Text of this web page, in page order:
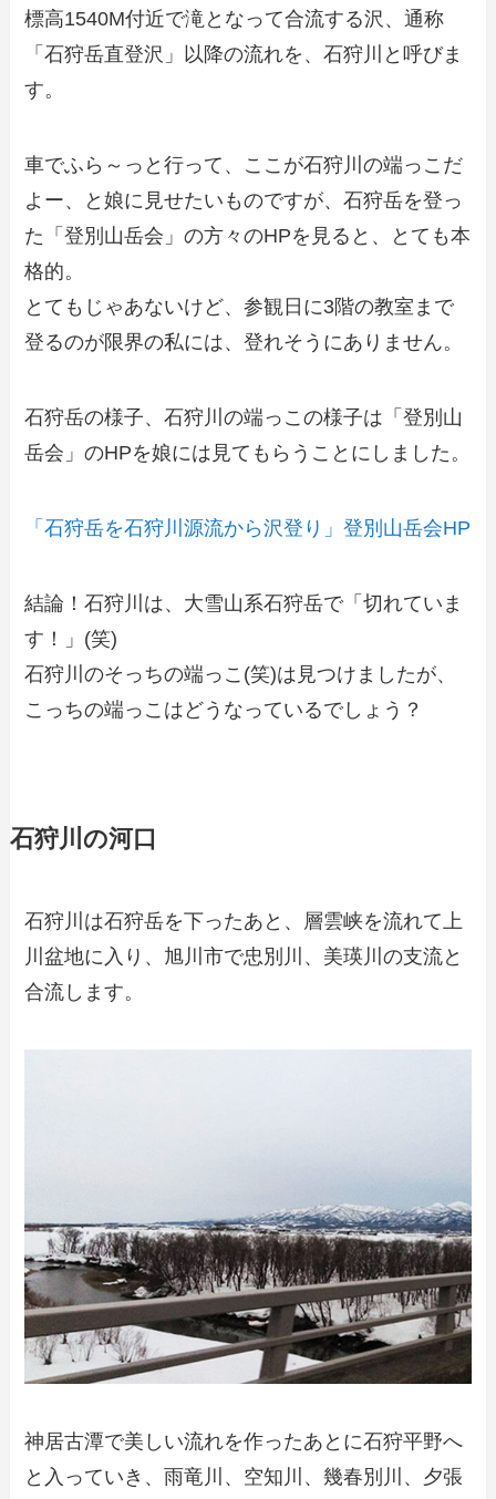
標高1540M付近で滝となって合流する沢、通称
「石狩岳直登沢」以降の流れを、石狩川と呼びま
す。
車でふら～っと行って、ここが石狩川の端っこだ
よー、と娘に見せたいものですが、石狩岳を登っ
た「登別山岳会」の方々のHPを見ると、とても本
格的。
とてもじゃあないけど、参観日に3階の教室まで
登るのが限界の私には、登れそうにありません。
石狩岳の様子、石狩川の端っこの様子は「登別山
岳会」のHPを娘には見てもらうことにしました。
「石狩岳を石狩川源流から沢登り」登別山岳会HP
結論！石狩川は、大雪山系石狩岳で「切れていま
す！」(笑)
石狩川のそっちの端っこ(笑)は見つけましたが、
こっちの端っこはどうなっているでしょう？
石狩川の河口
石狩川は石狩岳を下ったあと、層雲峡を流れて上
川盆地に入り、旭川市で忠別川、美瑛川の支流と
合流します。
神居古潭で美しい流れを作ったあとに石狩平野へ
と入っていき、雨竜川、空知川、幾春別川、夕張